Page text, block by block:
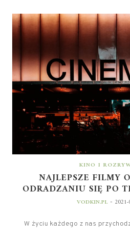
KINO I
NAJLEPSZE FILMY
ODRADZANIU SIĘ PO
VODKIN.PL -
W życiu każdego z nas